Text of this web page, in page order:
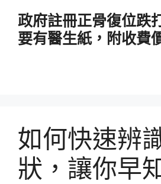
政府註冊正骨復位跌
要有醫生紙，附收費
如何快速辨
狀，讓你早